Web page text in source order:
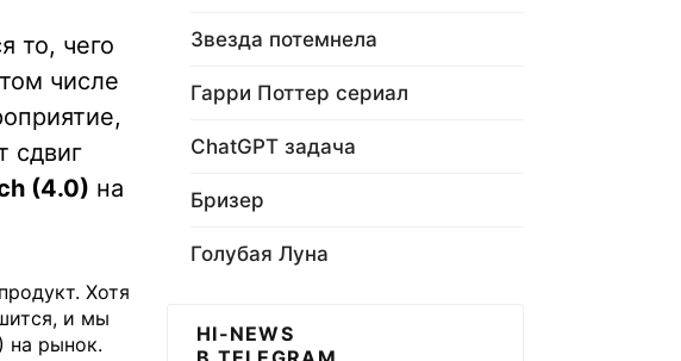
то, чего
числе
сдвиг
(4.0) на
Хотя
и мы
на рынок.
Звезда потемнела
Гарри Поттер сериал
ChatGPT задача
Бризер
Голубая Луна
HI-NEWS